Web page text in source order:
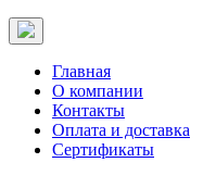
Главная
О компании
Контакты
Оплата и доставка
Сертификаты